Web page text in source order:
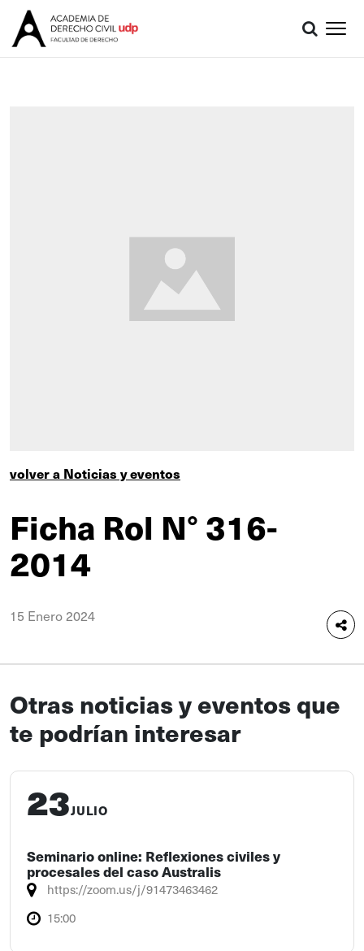
volver a Noticias y eventos
Ficha Rol N° 316-
2014
15 Enero 2024
Otras noticias y eventos que
te podrían interesar
23JULIO
Seminario online: Reflexiones civiles y
procesales del caso Australis
https://zoom.us/j/91473463462
15:00